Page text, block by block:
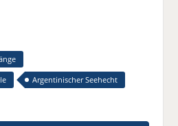
Argentinischer Seehecht